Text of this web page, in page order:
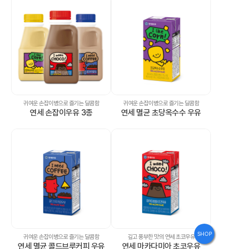
품
개
브
랜
보
귀여운 손잡이병으로 즐기는 달콤함
연세 손잡이우유 3종
귀여운 손잡이병으로 즐기는 달콤함
연세 멸균 초당옥수수 우유
귀여운 손잡이병으로 즐기는 달콤함
연세 멸균 콜드브루커피 우유
깊고 풍부한 맛의 연세 초코우유
연세 마카다미아 초코우유
SHOP